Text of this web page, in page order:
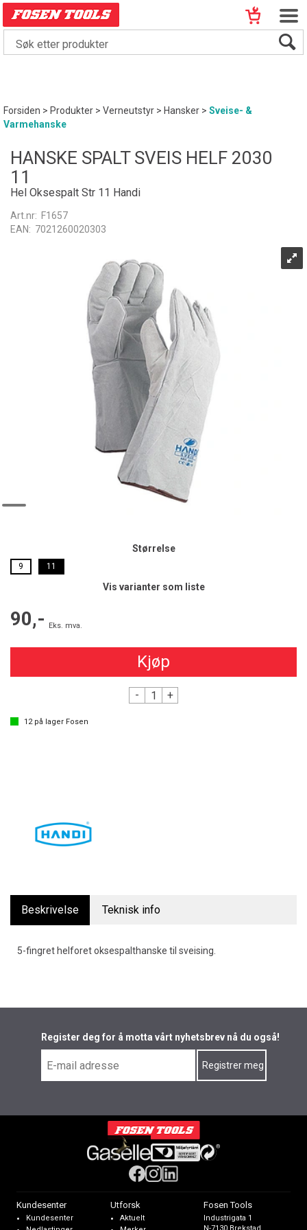
Forsiden>Produkter>Verneutstyr>Hansker>Sveise- &
Varmehanske
HANSKE SPALT SVEIS HELF 2030
11
Hel Oksespalt Str 11 Handi
Art.nr: F1657
EAN: 7021260020303
Størrelse
9 11
Vis varianter som liste
90,- Eks. mva.
Kjøp
- +
12på lager Fosen
Beskrivelse Teknisk info
5-fingret helforet oksespalthanske til sveising.
Register deg for å motta vårt nyhetsbrev nå du også!
Kundesenter
Kundesenter
Utforsk
Aktuelt
Fosen Tools
Industrigata 1